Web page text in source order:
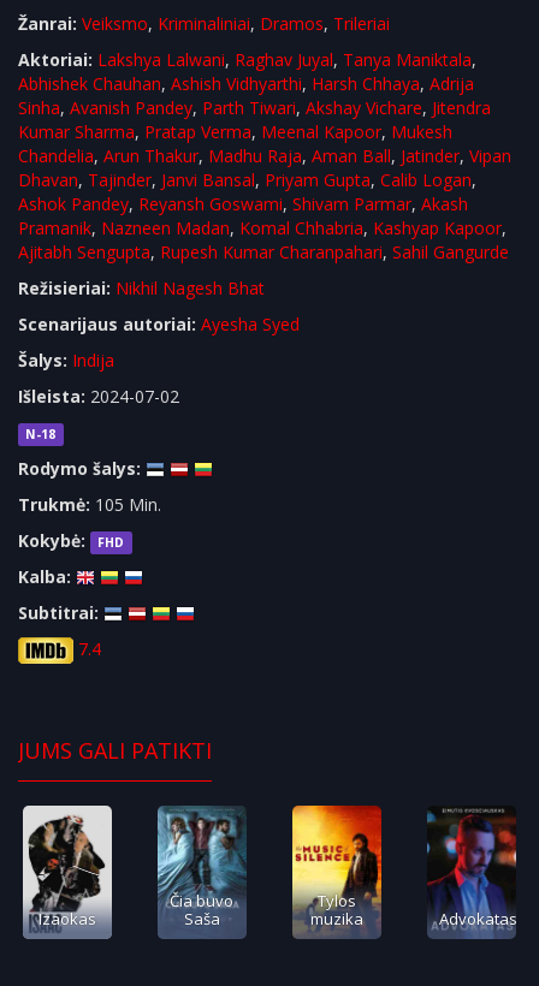
Žanrai: Veiksmo, Kriminaliniai, Dramos, Trileriai
Aktoriai: Lakshya Lalwani, Raghav Juyal, Tanya Maniktala,
Abhishek Chauhan, Ashish Vidhyarthi, Harsh Chhaya, Adrija
Sinha, Avanish Pandey, Parth Tiwari, Akshay Vichare, Jitendra
Kumar Sharma, Pratap Verma, Meenal Kapoor, Mukesh
Chandelia, Arun Thakur, Madhu Raja, Aman Ball, Jatinder, Vipan
Dhavan, Tajinder, Janvi Bansal, Priyam Gupta, Calib Logan,
Ashok Pandey, Reyansh Goswami, Shivam Parmar, Akash
Pramanik, Nazneen Madan, Komal Chhabria, Kashyap Kapoor,
Ajitabh Sengupta, Rupesh Kumar Charanpahari, Sahil Gangurde
Režisieriai: Nikhil Nagesh Bhat
Scenarijaus autoriai: Ayesha Syed
Šalys: Indija
Išleista: 2024-07-02
N-18
Rodymo šalys:
Trukmė: 105 Min.
Kokybė:
FHD
Kalba:
Subtitrai:
7.4
JUMS GALI PATIKTI
Izaokas
Čia buvo
Saša
Tylos
muzika
Advokatas